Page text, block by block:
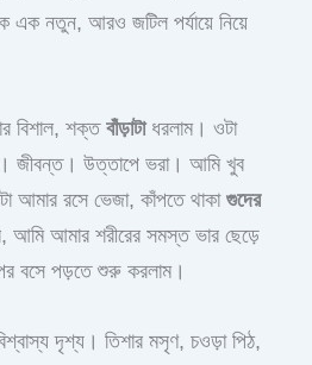
এক নতুন, আরও জটিল পর্যায়ে নিয়ে
বিশাল, শক্ত বাঁড়াটাধরলাম। ওটা
জীবন্ত। উত্তাপে ভরা। আমি খুব
আমার রসে ভেজা, কাঁপতে থাকা গুদের
আমি আমার শরীরের সমস্ত ভার ছেড়ে
বসে পড়তে শুরু করলাম।
দৃশ্য। তিশার মসৃণ, চওড়া পিঠ,